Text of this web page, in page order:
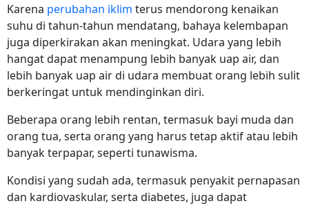
Karena perubahan iklim terus mendorong kenaikan
suhu di tahun-tahun mendatang, bahaya kelembapan
juga diperkirakan akan meningkat. Udara yang lebih
hangat dapat menampung lebih banyak uap air, dan
lebih banyak uap air di udara membuat orang lebih sulit
berkeringat untuk mendinginkan diri.
Beberapa orang lebih rentan, termasuk bayi muda dan
orang tua, serta orang yang harus tetap aktif atau lebih
banyak terpapar, seperti tunawisma.
Kondisi yang sudah ada, termasuk penyakit pernapasan
dan kardiovaskular, serta diabetes, juga dapat